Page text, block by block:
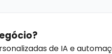
de IA e